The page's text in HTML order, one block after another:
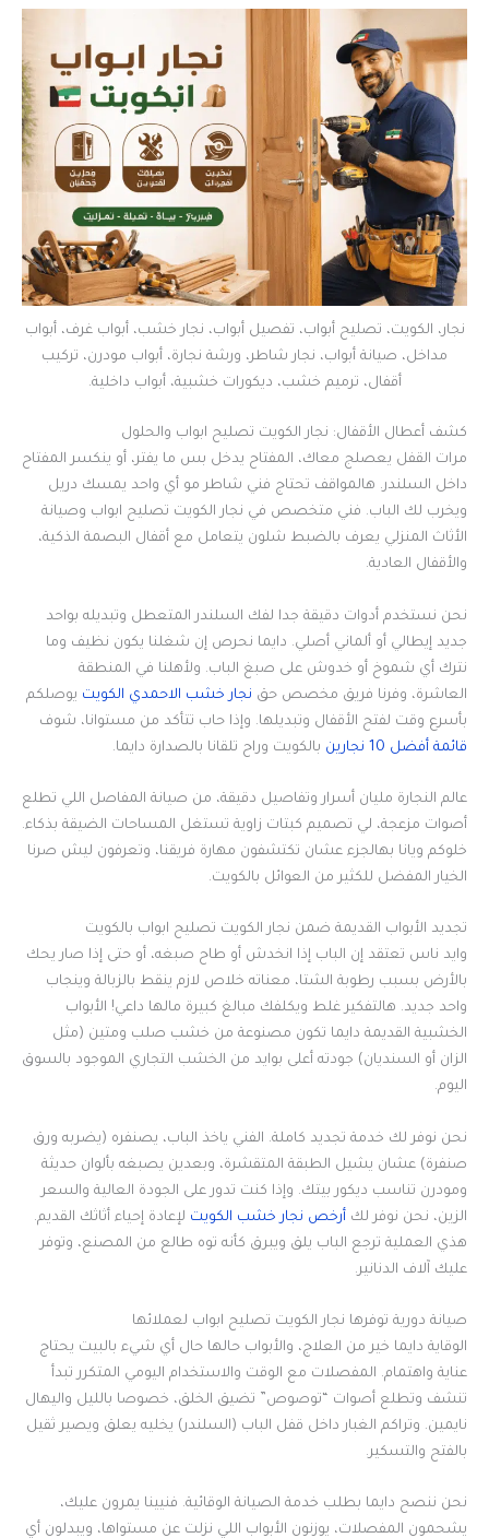
نجار، الكويت، تصليح أبواب، تفصيل أبواب، نجار خشب، أبواب غرف، أبواب
مداخل، صيانة أبواب، نجار شاطر، ورشة نجارة، أبواب مودرن، تركيب
أقفال، ترميم خشب، ديكورات خشبية، أبواب داخلية.
كشف أعطال الأقفال: نجار الكويت تصليح ابواب والحلول
مرات القفل يعصلج معاك، المفتاح يدخل بس ما يفتر، أو ينكسر المفتاح
داخل السلندر. هالمواقف تحتاج فني شاطر مو أي واحد يمسك دريل
ويخرب لك الباب. فني متخصص في نجار الكويت تصليح ابواب وصيانة
الأثاث المنزلي يعرف بالضبط شلون يتعامل مع أقفال البصمة الذكية،
والأقفال العادية.
نحن نستخدم أدوات دقيقة جدا لفك السلندر المتعطل وتبديله بواحد
جديد إيطالي أو ألماني أصلي. دايما نحرص إن شغلنا يكون نظيف وما
نترك أي شموخ أو خدوش على صبغ الباب. ولأهلنا في المنطقة
العاشرة، وفرنا فريق مخصص حق نجار خشب الاحمدي الكويت يوصلكم
بأسرع وقت لفتح الأقفال وتبديلها. وإذا حاب تتأكد من مستوانا، شوف
قائمة أفضل 10 نجارين
بالكويت وراح تلقانا بالصدارة دايما.
عالم النجارة مليان أسرار وتفاصيل دقيقة، من صيانة المفاصل اللي تطلع
أصوات مزعجة، لي تصميم كبتات زاوية تستغل المساحات الضيقة بذكاء.
خلوكم ويانا بهالجزء عشان تكتشفون مهارة فريقنا، وتعرفون ليش صرنا
الخيار المفضل للكثير من العوائل بالكويت.
تجديد الأبواب القديمة ضمن نجار الكويت تصليح ابواب بالكويت
وايد ناس تعتقد إن الباب إذا انخدش أو طاح صبغه، أو حتى إذا صار يحك
بالأرض بسبب رطوبة الشتا، معناته خلاص لازم ينقط بالزبالة وينجاب
واحد جديد. هالتفكير غلط ويكلفك مبالغ كبيرة مالها داعي! الأبواب
الخشبية القديمة دايما تكون مصنوعة من خشب صلب ومتين (مثل
الزان أو السنديان) جودته أعلى بوايد من الخشب التجاري الموجود بالسوق
اليوم.
نحن نوفر لك خدمة تجديد كاملة. الفني ياخذ الباب، يصنفره (يضربه ورق
صنفرة) عشان يشيل الطبقة المتقشرة، وبعدين يصبغه بألوان حديثة
ومودرن تناسب ديكور بيتك. وإذا كنت تدور على الجودة العالية والسعر
الزين، نحن نوفر لك أرخص نجار خشب الكويت لإعادة إحياء أثاثك القديم.
هذي العملية ترجع الباب يلق ويبرق كأنه توه طالع من المصنع، وتوفر
عليك آلاف الدنانير.
صيانة دورية توفرها نجار الكويت تصليح ابواب لعملائها
الوقاية دايما خير من العلاج، والأبواب حالها حال أي شيء بالبيت يحتاج
عناية واهتمام. المفصلات مع الوقت والاستخدام اليومي المتكرر تبدأ
تنشف وتطلع أصوات “توصوص” تضيق الخلق، خصوصا بالليل واليهال
نايمين. وتراكم الغبار داخل قفل الباب (السلندر) يخليه يعلق ويصير ثقيل
بالفتح والتسكير.
نحن ننصح دايما بطلب خدمة الصيانة الوقائية. فنيينا يمرون عليك،
يشحمون المفصلات، يوزنون الأبواب اللي نزلت عن مستواها، ويبدلون أي